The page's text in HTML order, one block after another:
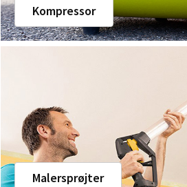
Kompressor
Malersprøjter